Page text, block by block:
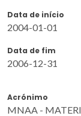
Data de início
2004-01-01
Data de fim
2006-12-31
Acrónimo
MNAA -